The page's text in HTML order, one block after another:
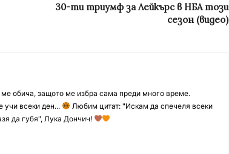
30-ти триумф за Лейкърс в НБА този
сезон (видео)
обича, защото ме избра сама преди много време.
учи всеки ден...
Любим цитат: "Искам да спечеля всеки
да губя", Лука Дончич!